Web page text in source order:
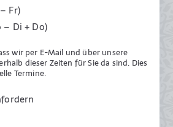
Fr)
– Di + Do)
wir per E-Mail und über unsere
dieser Zeiten für Sie da sind. Dies
Termine.